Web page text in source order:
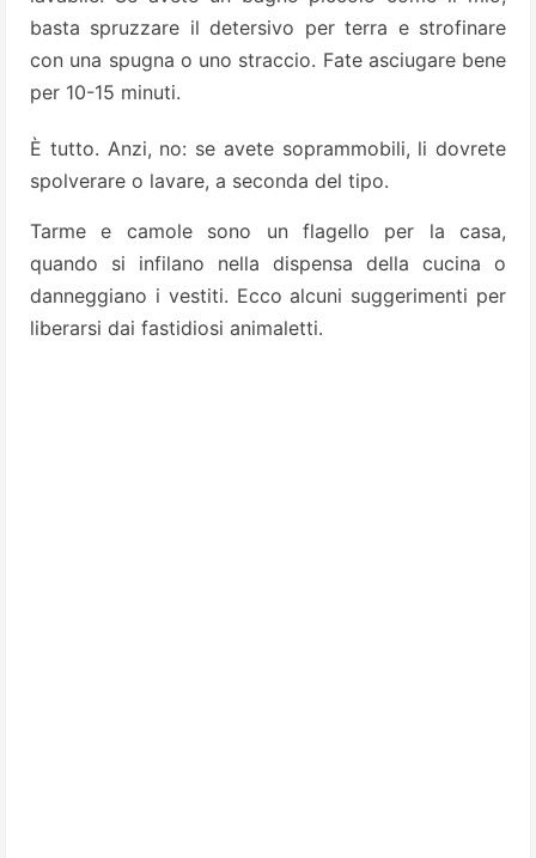
basta spruzzare il detersivo per terra e strofinare
con una spugna o uno straccio. Fate asciugare bene
per 10-15 minuti.
È tutto. Anzi, no: se avete soprammobili, li dovrete
spolverare o lavare, a seconda del tipo.
Tarme e camole sono un flagello per la casa,
quando si infilano nella dispensa della cucina o
danneggiano i vestiti. Ecco alcuni suggerimenti per
liberarsi dai fastidiosi animaletti.